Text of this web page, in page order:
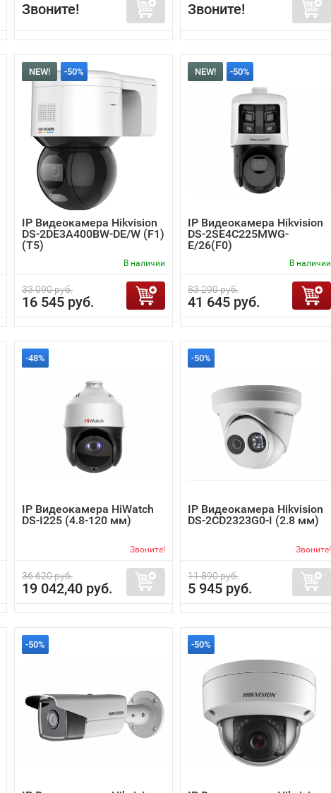
Звоните! Звоните!
NEW! -50%
IP Видеокамера Hikvision
DS-2DE3A400BW-DE/W (F1)
(T5)
В наличии
33 090 руб.
16 545 руб.
NEW! -50%
IP Видеокамера Hikvision
DS-2SE4C225MWG-
E/26(F0)
В наличии
83 290 руб.
41 645 руб.
-48%
IP Видеокамера HiWatch
DS-I225 (4.8-120 мм)
Звоните!
36 620 руб.
19 042,40 руб.
-50%
IP Видеокамера Hikvision
DS-2CD2323G0-I (2.8 мм)
Звоните!
11 890 руб.
5 945 руб.
-50% -50%